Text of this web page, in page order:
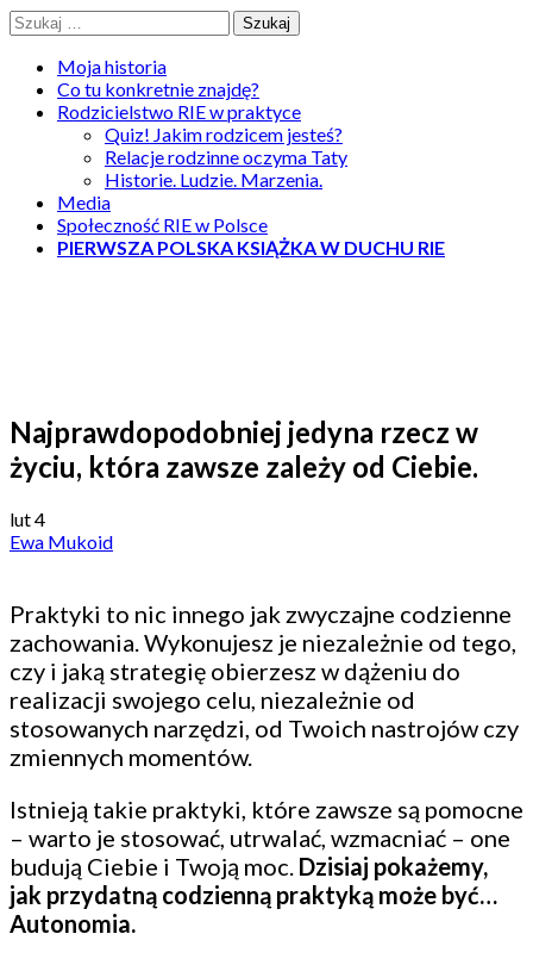
Skip
to
content
Szukaj:
Moja historia
Co tu konkretnie znajdę?
Rodzicielstwo RIE w praktyce
Quiz! Jakim rodzicem jesteś?
Relacje rodzinne oczyma Taty
Historie. Ludzie. Marzenia.
Media
Społeczność RIE w Polsce
PIERWSZA POLSKA KSIĄŻKA W DUCHU RIE
Najprawdopodobniej jedyna rzecz w
życiu, która zawsze zależy od Ciebie.
lut4
Ewa Mukoid
Praktyki to nic innego jak zwyczajne codzienne
zachowania. Wykonujesz je niezależnie od tego,
czy i jaką strategię obierzesz w dążeniu do
realizacji swojego celu, niezależnie od
stosowanych narzędzi, od Twoich nastrojów czy
zmiennych momentów.
Istnieją takie praktyki, które zawsze są pomocne
– warto je stosować, utrwalać, wzmacniać – one
budują Ciebie i Twoją moc. Dzisiaj pokażemy,
jak przydatną codzienną praktyką może być…
Autonomia.